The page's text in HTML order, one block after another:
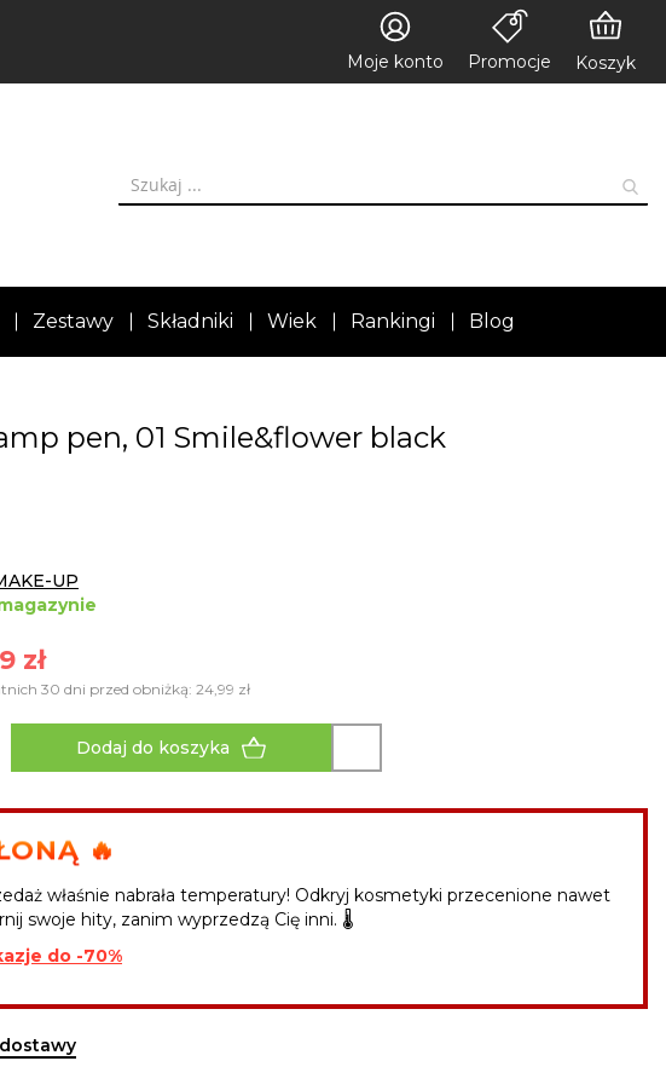
Moje konto Promocje Koszyk
Zestawy Składniki Wiek Rankingi Blog
pen, 01 Smile&flower black
UP
zł
30 dni przed obniżką: 24,99 zł
Dodaj do koszyka
🔥
właśnie nabrała temperatury! Odkryj kosmetyki przecenione nawet
swoje hity, zanim wyprzedzą Cię inni. 🌡️
do -70%